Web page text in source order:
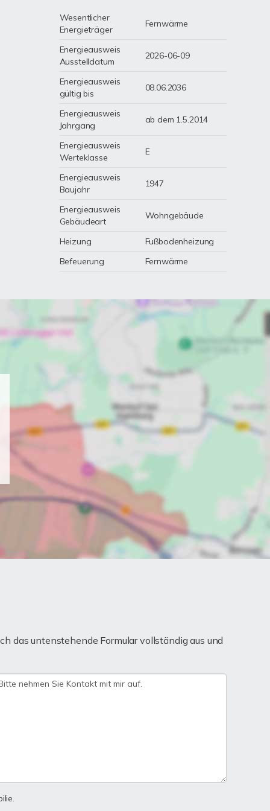
Wesentlicher
Energieträger
Fernwärme
Energieausweis
Ausstelldatum
2026-06-09
Energieausweis
gültig bis
08.06.2036
Energieausweis
Jahrgang
ab dem 1.5.2014
Energieausweis
Werteklasse
E
Energieausweis
Baujahr
1947
Energieausweis
Gebäudeart
Wohngebäude
Heizung
Fußbodenheizung
Befeuerung
Fernwärme
das untenstehende Formular vollständig aus und